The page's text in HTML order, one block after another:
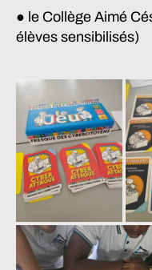
● le Collège Aimé
élèves sensibilisés)